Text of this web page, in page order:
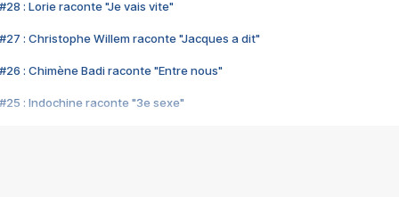
#28 : Lorie raconte "Je vais vite"
#27 : Christophe Willem raconte "Jacques a dit"
#26 : Chimène Badi raconte "Entre nous"
#25 : Indochine raconte "3e sexe"